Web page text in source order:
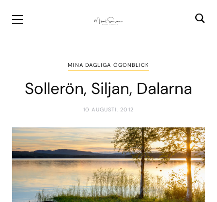
MINA DAGLIGA ÖGONBLICK
Sollerön, Siljan, Dalarna
10 AUGUSTI, 2012